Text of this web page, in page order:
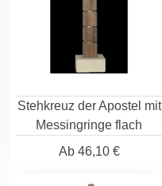
Stehkreuz der Apostel mit
Messingringe flach
Ab46,10 €